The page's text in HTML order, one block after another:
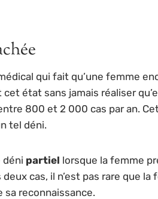
qui fait qu’une femme
état sans jamais réaliser
800 et 2 000 cas par an.
tel déni.
déni partiel lorsque la femme
cas, il n’est pas rare que
reconnaissance.